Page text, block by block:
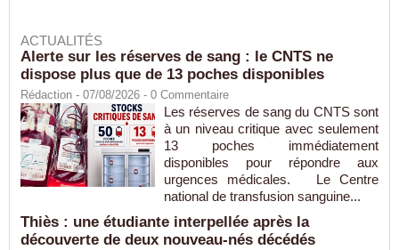
ACTUALITÉS
Alerte sur les réserves de sang : le CNTS ne
dispose plus que de 13 poches disponibles
Rédaction - 07/08/2026 - 0 Commentaire
Les réserves de sang du CNTS sont
à un niveau critique avec seulement
13 poches immédiatement
disponibles pour répondre aux
urgences médicales. Le Centre
national de transfusion sanguine...
Thiès : une étudiante interpellée après la
découverte de deux nouveau-nés décédés